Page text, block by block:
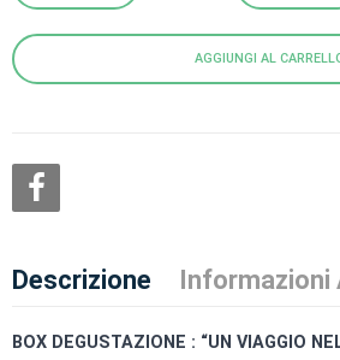
AGGIUNGI AL
Descrizione Informazioni
BOX DEGUSTAZIONE : “UN VIAGGIO